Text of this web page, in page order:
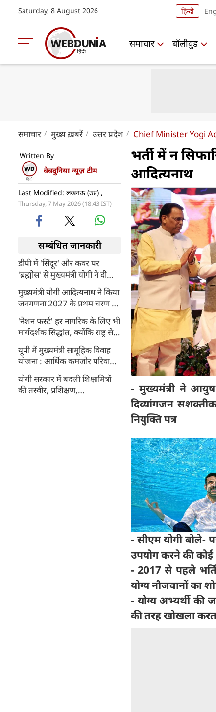
Saturday, 8 August 2026 हिन्दी
समाचार बॉलीवुड
समाचार मुख्य ख़बरें उत्तर प्रदेश Chief Minister Yogi
Written By
वेबदुनिया न्यूज़ टीम
Last Modified: लखनऊ (उप्र) ,
Thursday, 7 May 2026 (18:43 IST)
सम्बंधित जानकारी
डीपी में 'सिंदूर' और कवर पर
'ब्रह्मोस' से मुख्यमंत्री योगी ने दी
'दुश्मन' को चेतावनी
मुख्यमंत्री योगी आदित्यनाथ ने किया
जनगणना 2027 के प्रथम चरण का
शुभारंभ
'नेशन फर्स्ट' हर नागरिक के लिए भी
मार्गदर्शक सिद्धांत, क्योंकि राष्ट्र से
बढ़कर कुछ नहीं : योगी आदित्यनाथ
यूपी में मुख्यमंत्री सामूहिक विवाह
योजना : आर्थिक कमजोर परिवारों
को बड़ा सहारा, बेटियों को मिल रहा
सम्मानजनक जीवन
योगी सरकार में बदली शिक्षामित्रों
की तस्वीर, प्रशिक्षण,
भर्ती में न
आदित्यनाथ
- मुख्यमंत्री ने आयुष
दिव्यांगजन
नियुक्ति पत्र
- सीएम योगी बोले-
उपयोग करने की
- 2017 से पहले
योग्य नौजवानों का
- योग्य अभ्यर्थी की
की तरह खोखला